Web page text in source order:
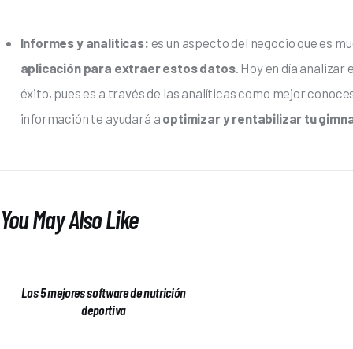
Informes y analíticas: es un aspecto del negocio que es
aplicación para extraer estos datos. Hoy en día analizar
éxito, pues es a través de las analíticas como mejor
información te ayudará a optimizar y rentabilizar tu
You May Also Like
Los 5 mejores software de nutrición
deportiva